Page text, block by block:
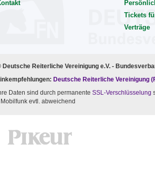
Tickets
Verträge
Deutsche Reiterliche Vereinigung e.V. -
Deutsche Reiterliche Vereinigung
Daten sind durch permanente SSL-Verschlüsselung
evtl. abweichend